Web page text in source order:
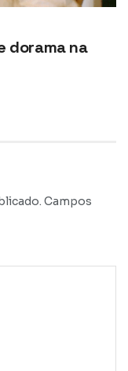
dorama na
Campos